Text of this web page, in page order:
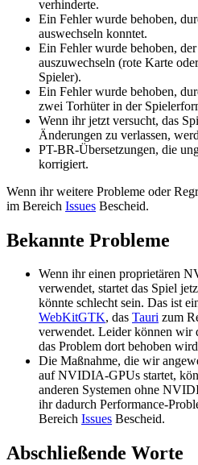
verhinderte.
Ein Fehler wurde behoben,
auswechseln konntet.
Ein Fehler wurde behoben,
auszuwechseln (rote Karte
Spieler).
Ein Fehler wurde behoben,
zwei Torhüter in der
Wenn ihr jetzt versucht, das
Änderungen zu verlassen,
PT-BR-Übersetzungen, die
korrigiert.
Wenn ihr weitere Probleme oder
im Bereich Issues Bescheid.
Bekannte Probleme
Wenn ihr einen proprietären
verwendet, startet das Spiel
könnte schlecht sein. Das ist
WebKitGTK, das Tauri zum
verwendet. Leider können wir
das Problem dort behoben
Die Maßnahme, die wir
auf NVIDIA-GPUs startet,
anderen Systemen ohne
ihr dadurch Performance-
Bereich Issues Bescheid.
Abschließende Worte